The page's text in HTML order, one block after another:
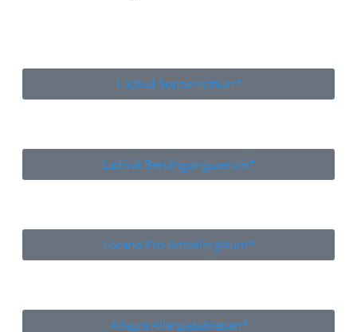
Ladival Sonnenschutz*
Ladival Beruhigungsserum*
Lorano Pro Antiallergikum*
Allegra Allergietabletten*